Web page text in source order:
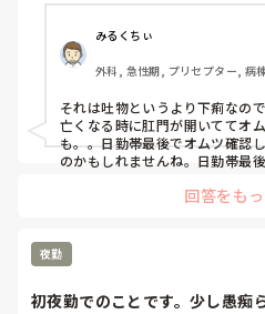
食で、MTチューブから薬のみ
す。滴下も気をつけてました。
たんだろう、日勤っていつ吐い
うならなかったかもしれないと
てたらさすがに気づくと言いた
ですよね。看護師向いてなさす
みるくちぃ
外科, 急性期, プリセプター, 病
それは吐物というより下痢なの
亡くなる時に肛門が開いててオ
も。。日勤帯最後でオムツ確認
のかもしれませんね。日勤帯最
回答をも
夜勤
初夜勤でのことです。少し愚痴